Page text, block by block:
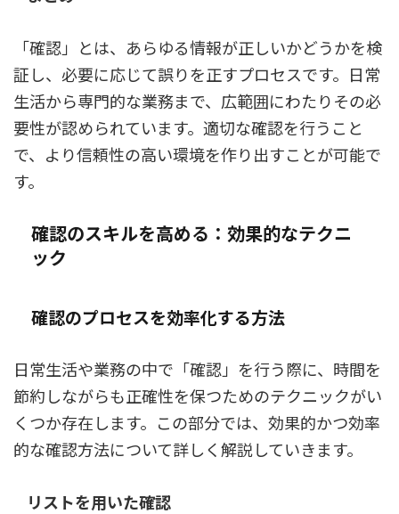
「確認」とは、あらゆる情報が正しいかどうかを検
証し、必要に応じて誤りを正すプロセスです。日常
生活から専門的な業務まで、広範囲にわたりその必
要性が認められています。適切な確認を行うこと
で、より信頼性の高い環境を作り出すことが可能で
す。
確認のスキルを高める：効果的なテクニ
ック
確認のプロセスを効率化する方法
日常生活や業務の中で「確認」を行う際に、時間を
節約しながらも正確性を保つためのテクニックがい
くつか存在します。この部分では、効果的かつ効率
的な確認方法について詳しく解説していきます。
リストを用いた確認